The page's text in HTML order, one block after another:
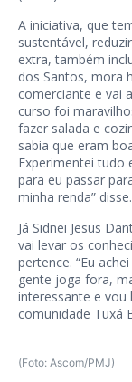
A iniciativa, que
sustentável,
extra, também
dos Santos, mora
comerciante e vai
curso foi
fazer salada e
sabia que eram
Experimentei tudo
para eu passar
minha renda” disse.
Já Sidnei Jesus
vai levar os
pertence. “Eu
gente joga fora,
interessante e vou
comunidade Tuxá
(Foto: Ascom/PMJ)